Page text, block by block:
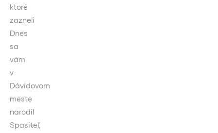
ktoré
zazneli
Dnes
sa
vám
v
Dávidovom
meste
narodil
Spasiteľ,